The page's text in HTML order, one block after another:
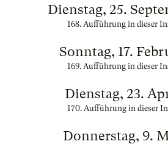
Dienstag, 25.
168. Aufführung in dieser
Sonntag, 17.
169. Aufführung in dieser
Dienstag, 23.
170. Aufführung in dieser
Donnerstag, 9.